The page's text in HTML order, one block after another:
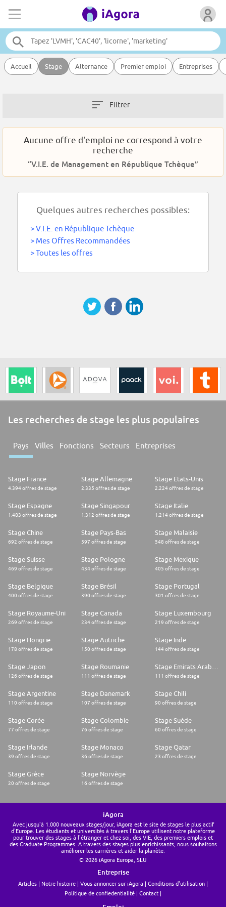
Accueil Stage Alternance Premier emploi Entreprises
Filtrer
Aucune offre d'emploi ne correspond à votre
recherche
“V.I.E. de Management en République Tchèque”
Quelques autres recherches possibles:
>V.I.E. en République Tchèque
> Mes Offres Recommandées
>Toutes les offres
Les recherches de stage les plus populaires
Pays Villes Fonctions Secteurs Entreprises
Stage France
4.394 offres de stage
Stage Allemagne
2.335 offres de stage
Stage Etats-Unis
2.224 offres de stage
Stage Espagne
1.483 offres de stage
Stage Singapour
1.312 offres de stage
Stage Italie
1.214 offres de stage
Stage Chine
692 offres de stage
Stage Pays-Bas
597 offres de stage
Stage Malaisie
548 offres de stage
Stage Suisse
469 offres de stage
Stage Pologne
434 offres de stage
Stage Mexique
405 offres de stage
Stage Belgique
400 offres de stage
Stage Brésil
390 offres de stage
Stage Portugal
301 offres de stage
Stage Royaume-Uni
269 offres de stage
Stage Canada
234 offres de stage
Stage Luxembourg
219 offres de stage
Stage Hongrie
178 offres de stage
Stage Autriche
150 offres de stage
Stage Inde
144 offres de stage
Stage Japon
126 offres de stage
Stage Roumanie
111 offres de stage 111 offres de stage
Stage Argentine
110 offres de stage
Stage Danemark
107 offres de stage
Stage Chili
90 offres de stage
Stage Corée
77 offres de stage
Stage Colombie
76 offres de stage
Stage Suède
60 offres de stage
Stage Irlande
39 offres de stage
Stage Monaco
36 offres de stage
Stage Qatar
23 offres de stage
Stage Grèce
20 offres de stage
Stage Norvège
16 offres de stage
iAgora
Avec jusqu'à 1.000 nouveaux stages/jour, iAgora est le site de stages le plus actif
d'Europe. Les étudiants et universités à travers l'Europe utilisent notre plateforme
pour trouver des stages à l'étranger et chez soi, des VIE, des premiers emplois et
des Graduate Programmes. A travers des stages plus enrichissants, nous souhaitons
améliorer les carrières et aider la planète.
© 2026 iAgora Europa, SLU
Entreprise
Articles Notre histoire Vous annoncer sur iAgora
Conditions d'utilisation
Politique de confiedentialité
Contact